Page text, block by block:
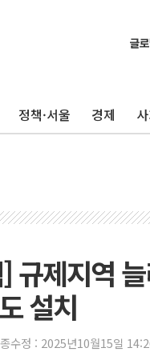
정책·서울 경제
규제지역
설치
수정 : 2025년10월15일